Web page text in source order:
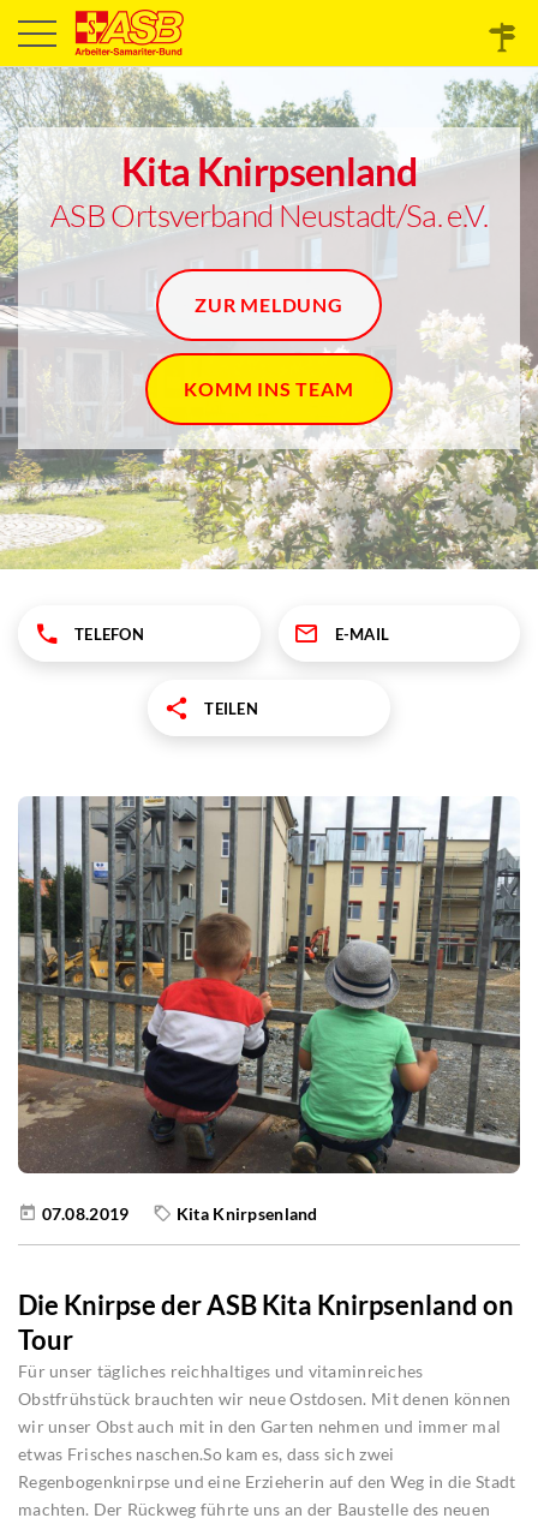
Kita Knirpsenland
ASB Ortsverband Neustadt/Sa. e.V.
ZUR MELDUNG
KOMM INS TEAM
TELEFON E-MAIL
TEILEN
07.08.2019 Kita Knirpsenland
Die Knirpse der ASB Kita Knirpsenland on
Tour
Für unser tägliches reichhaltiges und vitaminreiches
Obstfrühstück brauchten wir neue Ostdosen. Mit denen können
wir unser Obst auch mit in den Garten nehmen und immer mal
etwas Frisches naschen.So kam es, dass sich zwei
Regenbogenknirpse und eine Erzieherin auf den Weg in die Stadt
machten. Der Rückweg führte uns an der Baustelle des neuen